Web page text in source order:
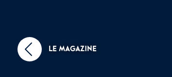
LE MAGAZINE